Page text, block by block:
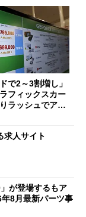
で2～3割増し」
フィックスカー
ラッシュでアキ
求人サイト
が登場するもア
8月最新パーツ事